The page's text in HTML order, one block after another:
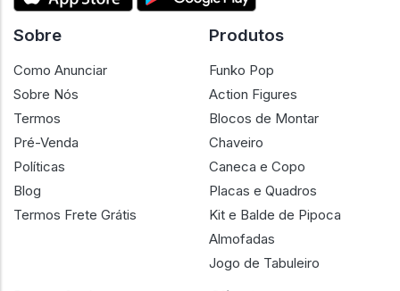
Sobre
Como Anunciar
Sobre Nós
Termos
Pré-Venda
Produtos
Funko Pop
Action Figures
Blocos de Montar
Chaveiro
Caneca e Copo
Placas e Quadros